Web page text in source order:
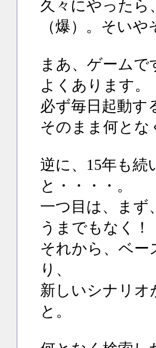
久々にやったら
（爆）。そい
まあ、ゲーム
よくあります。
必ず毎日起動す
そのまま何とな
逆に、15年も続
と・・・・。
一つ目は、まず
うまでもなく！
それから、ベー
り、
新しいシナリ
と。